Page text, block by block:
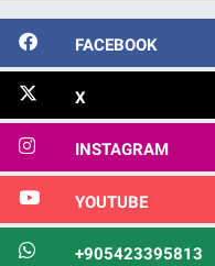
FACEBOOK
X
INSTAGRAM
YOUTUBE
+905423395813